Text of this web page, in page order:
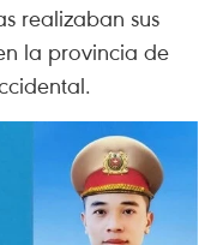
realizaban sus
la provincia de